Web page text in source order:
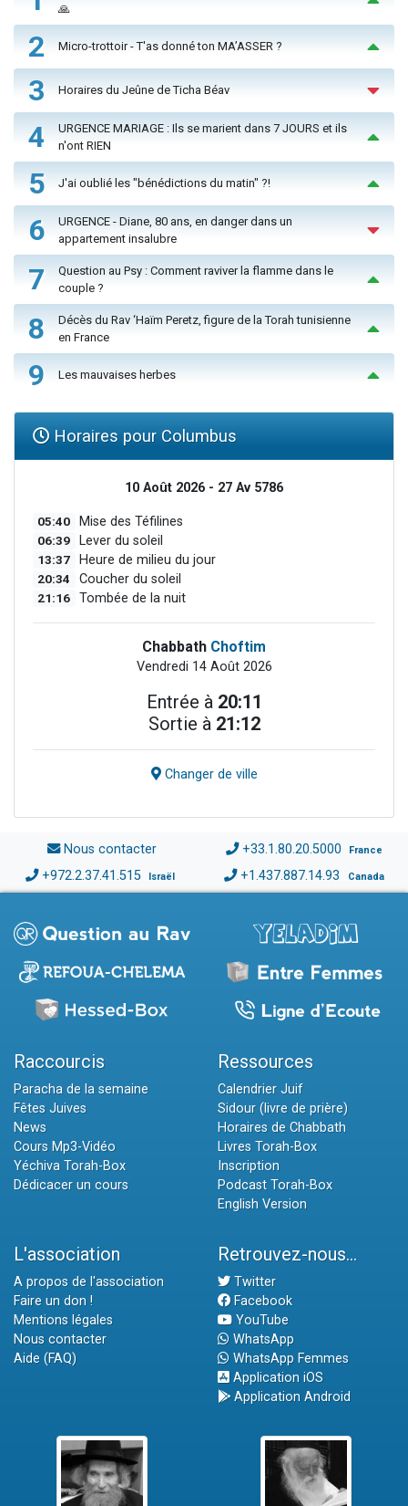
🙏
2 Micro-trottoir - T'as donné ton MA’ASSER ?
3 Horaires du Jeûne de Ticha Béav
4
URGENCE MARIAGE : Ils se marient dans 7 JOURS et ils
n'ont RIEN
5 J'ai oublié les "bénédictions du matin" ?!
6
URGENCE - Diane, 80 ans, en danger dans un
appartement insalubre
7
Question au Psy : Comment raviver la flamme dans le
couple ?
8
Décès du Rav ‘Haïm Peretz, figure de la Torah tunisienne
en France
9 Les mauvaises herbes
Horaires pour Columbus
10 Août 2026 - 27 Av 5786
05:40 Mise des Téfilines
06:39 Lever du soleil
13:37 Heure de milieu du jour
20:34 Coucher du soleil
21:16 Tombée de la nuit
Chabbath Choftim
Vendredi 14 Août 2026
Entrée à 20:11
Sortie à 21:12
Changer de ville
Nous contacter +33.1.80.20.5000 France
+972.2.37.41.515 Israël +1.437.887.14.93 Canada
Raccourcis
Paracha de la semaine
Fêtes Juives
News
Cours Mp3-Vidéo
Yéchiva Torah-Box
Dédicacer un cours
Ressources
Calendrier Juif
Sidour (livre de prière)
Horaires de Chabbath
Livres Torah-Box
Inscription
Podcast Torah-Box
English Version
L'association
A propos de l'association
Faire un don !
Mentions légales
Nous contacter
Aide (FAQ)
Retrouvez-nous...
Twitter
Facebook
YouTube
WhatsApp
WhatsApp Femmes
Application iOS
Application Android